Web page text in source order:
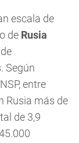
escala de
de Rusia
Según
entre
Rusia más de
de 3,9